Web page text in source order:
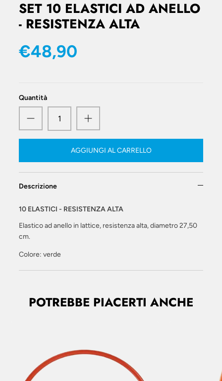
SET 10 ELASTICI AD ANELLO
- RESISTENZA ALTA
€48,90
Quantità
AGGIUNGI AL CARRELLO
Descrizione
10 ELASTICI - RESISTENZA ALTA
Elastico ad anello in lattice, resistenza alta, diametro 27,50
cm.
Colore: verde
POTREBBE PIACERTI ANCHE